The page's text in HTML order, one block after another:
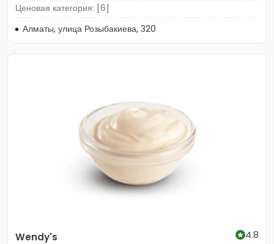
Ценовая категория: [6]
Алматы, улица Розыбакиева, 320
Wendy's
4.8